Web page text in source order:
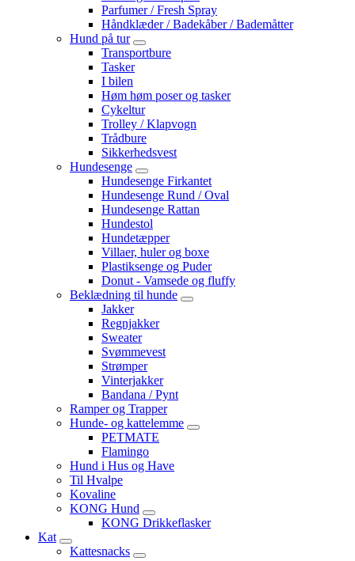
Parfumer / Fresh Spray
Håndklæder / Badekåber / Bademåtter
Hund på tur
Transportbure
Tasker
I bilen
Høm høm poser og tasker
Cykeltur
Trolley / Klapvogn
Trådbure
Sikkerhedsvest
Hundesenge
Hundesenge Firkantet
Hundesenge Rund / Oval
Hundesenge Rattan
Hundestol
Hundetæpper
Villaer, huler og boxe
Plastiksenge og Puder
Donut - Vamsede og fluffy
Beklædning til hunde
Jakker
Regnjakker
Sweater
Svømmevest
Strømper
Vinterjakker
Bandana / Pynt
Ramper og Trapper
Hunde- og kattelemme
PETMATE
Flamingo
Hund i Hus og Have
Til Hvalpe
Kovaline
KONG Hund
KONG Drikkeflasker
Kat
Kattesnacks